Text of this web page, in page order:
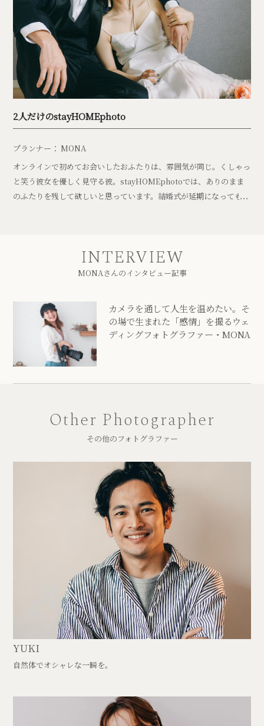
2人だけのstayHOMEphoto
プランナー： MONA
オンラインで初めてお会いしたおふたりは、雰囲気が同じ。くしゃっ
と笑う彼女を優しく見守る彼。stayHOMEphotoでは、ありのまま
のふたりを残して欲しいと思っています。結婚式が延期になっても、
INTERVIEW
MONAさんのインタビュー記事
カメラを通して人生を温めたい。そ
の場で生まれた「感情」を撮るウェ
ディングフォトグラファー・MONA
Other Photographer
その他のフォトグラファー
YUKI
自然体でオシャレな一瞬を。